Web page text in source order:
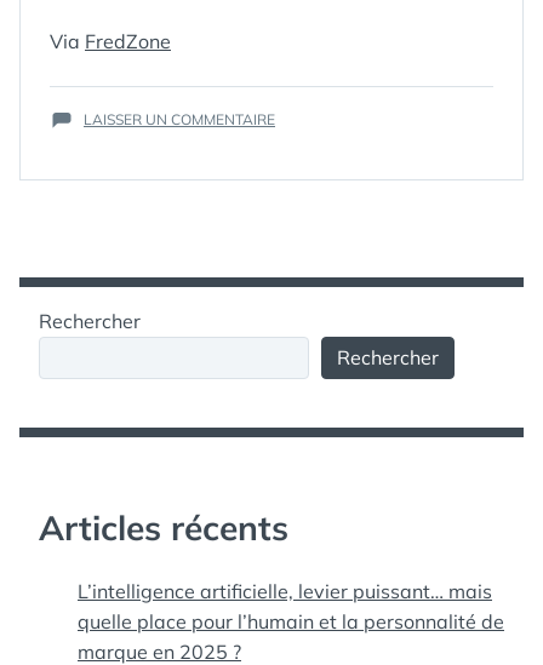
Via FredZone
ÉTIQUETTES :
BUSINESS,
ECONOMIE,
STAR
STARWARS
LAISSER UN COMMENTAIRESUR
DERRIÈRE
Rechercher
Rechercher
Articles récents
L’intelligence artificielle, levier puissant… mais
quelle place pour l’humain et la personnalité de
marque en 2025 ?